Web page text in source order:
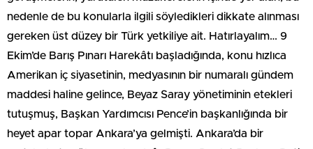
nedenle de bu konularla ilgili söyledikleri dikkate alınması
gereken üst düzey bir Türk yetkiliye ait. Hatırlayalım… 9
Ekim’de Barış Pınarı Harekâtı başladığında, konu hızlıca
Amerikan iç siyasetinin, medyasının bir numaralı gündem
maddesi haline gelince, Beyaz Saray yönetiminin etekleri
tutuşmuş, Başkan Yardımcısı Pence’in başkanlığında bir
heyet apar topar Ankara’ya gelmişti. Ankara’da bir